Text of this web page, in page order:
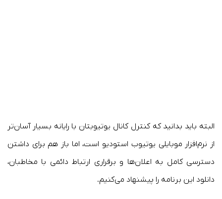
البته باید بدانید که کنترل کانال یوتیوبتان با رایانه بسیار آسان‌تر
از نرم‌افزار موبایلی یوتیوب استودیو است، اما باز هم برای داشتن
دسترسی کامل به اعلان‌ها و برقراری ارتباط دائمی با مخاطبان،
دانلود این برنامه را پیشنهاد می‌کنیم.